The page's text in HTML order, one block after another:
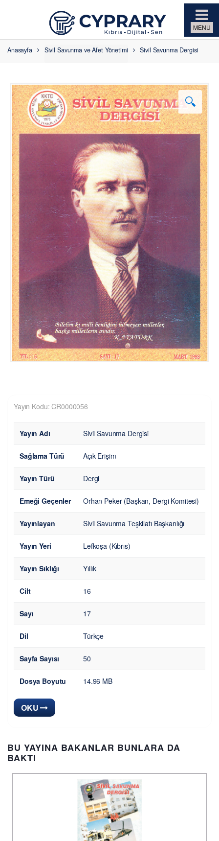
Anasayfa Sivil Savunma ve Afet Yönetimi Sivil Savunma Dergisi
🔍
Yayın Kodu: CR0000056
Yayın Adı Sivil Savunma Dergisi
Sağlama Türü Açık Erişim
Yayın Türü Dergi
Emeği Geçenler Orhan Peker (Başkan, Dergi Komitesi)
Yayınlayan Sivil Savunma Teşkilatı Başkanlığı
Yayın Yeri Lefkoşa (Kıbrıs)
Yayın Sıklığı Yıllık
Cilt 16
Sayı 17
Dil Türkçe
Sayfa Sayısı 50
Dosya Boyutu 14.96 MB
OKU
BU YAYINA BAKANLAR BUNLARA DA
BAKTI